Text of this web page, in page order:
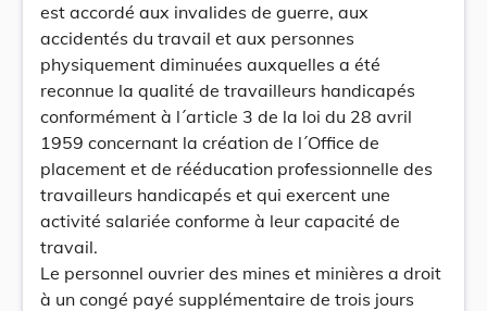
est accordé aux invalides de guerre, aux
accidentés du travail et aux personnes
physiquement diminuées auxquelles a été
reconnue la qualité de travailleurs handicapés
conformément à l´article 3 de la loi du 28 avril
1959 concernant la création de l´Office de
placement et de rééducation professionnelle des
travailleurs handicapés et qui exercent une
activité salariée conforme à leur capacité de
travail.
Le personnel ouvrier des mines et minières a droit
à un congé payé supplémentaire de trois jours